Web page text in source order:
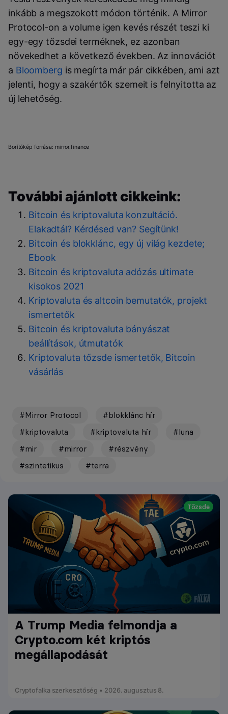
inkább a megszokott módon történik. A Mirror
Protocol-on a volume igen kevés részét teszi ki
egy-egy tőzsdei terméknek, ez azonban
növekedhet a következő években. Az innovációt
a Bloomberg is megírta már pár cikkében, ami azt
jelenti, hogy a szakértők szemeit is felnyitotta az
új lehetőség.
Borítókép forrása: mirror.finance
További ajánlott cikkeink:
Bitcoin és kriptovaluta konzultáció.
Elakadtál? Kérdésed van? Segítünk!
Bitcoin és blokklánc, egy új világ kezdete;
Ebook
Bitcoin és kriptovaluta adózás ultimate
kisokos 2021
Kriptovaluta és altcoin bemutatók, projekt
ismertetők
Bitcoin és kriptovaluta bányászat
beállítások, útmutatók
Kriptovaluta tőzsde ismertetők, Bitcoin
vásárlás
#Mirror Protocol
#blokklánc hír
#kriptovaluta
#kriptovaluta hír
#luna
#mir
#mirror
#részvény
#szintetikus
#terra
Tőzsde
A Trump Media felmondja a
Crypto.com két kriptós
megállapodását
Cryptofalka szerkesztőség • 2026. augusztus 8.